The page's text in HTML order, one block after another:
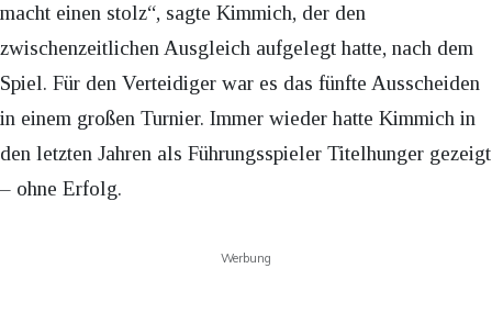
macht einen stolz“, sagte Kimmich, der den
zwischenzeitlichen Ausgleich aufgelegt hatte, nach dem
Spiel. Für den Verteidiger war es das fünfte Ausscheiden
in einem großen Turnier. Immer wieder hatte Kimmich in
den letzten Jahren als Führungsspieler Titelhunger gezeigt
– ohne Erfolg.
Werbung